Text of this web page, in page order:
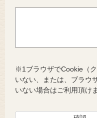
※1ブラウザでCookie（
いない、または、ブラウ
いない場合はご利用頂け